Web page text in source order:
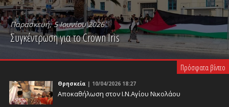
Παρασκευή, 5 Ιουνίου 2026
Συγκέντρωση για το Crown Iris
PLAY VIDEO
Πρόσφατα βίντεο
Θρησκεία | 10/04/2026 18:27
Αποκαθήλωση στον Ι.Ν.Αγίου Νικολάου